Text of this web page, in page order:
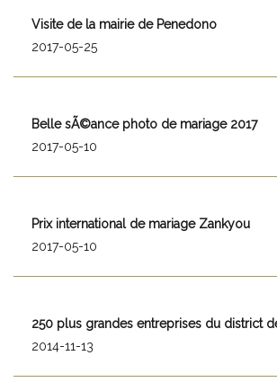
Visite de la mairie de Penedono
2017-05-25
Belle sÃ©ance photo de mariage 2017
2017-05-10
Prix international de mariage Zankyou
2017-05-10
250 plus grandes entreprises du district
2014-11-13